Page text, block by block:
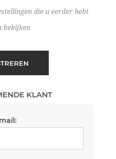
die u eerder hebt
bekijken
KLANT